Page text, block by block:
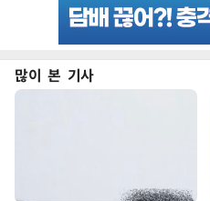
많이 본 기사